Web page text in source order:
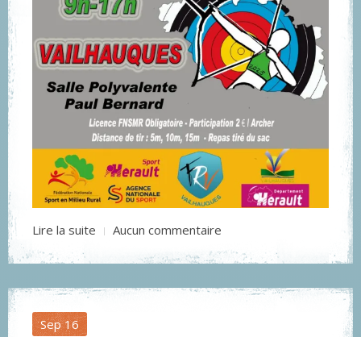
Lire la suite Aucun commentaire
Sep 16